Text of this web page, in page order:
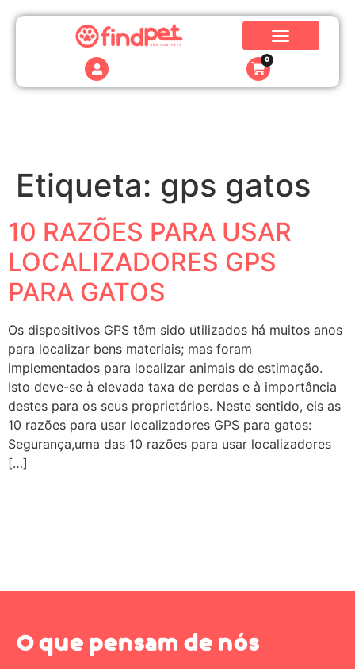
0
Etiqueta: gps gatos
10 RAZÕES PARA USAR
LOCALIZADORES GPS
PARA GATOS
Os dispositivos GPS têm sido utilizados há muitos anos
para localizar bens materiais; mas foram
implementados para localizar animais de estimação.
Isto deve-se à elevada taxa de perdas e à importância
destes para os seus proprietários. Neste sentido, eis as
10 razões para usar localizadores GPS para gatos:
Segurança,uma das 10 razões para usar localizadores
[…]
O que pensam de nós